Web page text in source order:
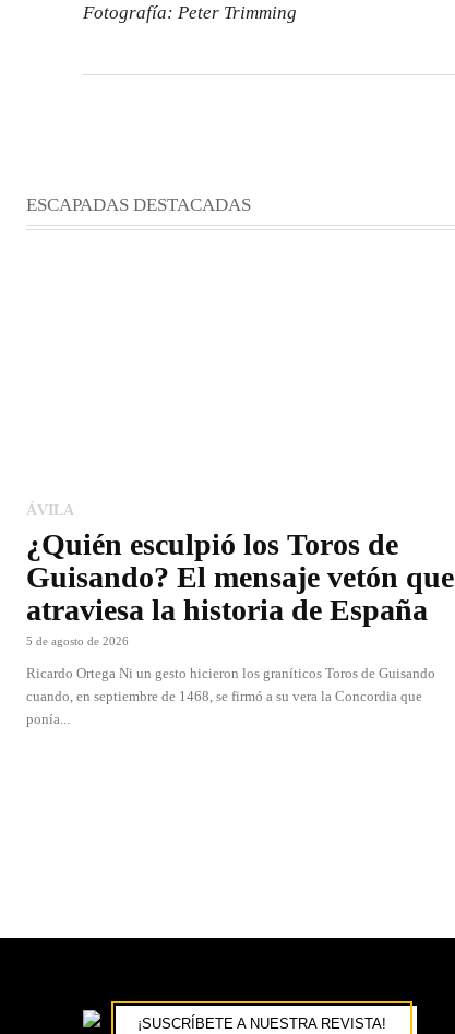
Fotografía: Peter Trimming
ESCAPADAS DESTACADAS
ÁVILA
¿Quién esculpió los Toros de
Guisando? El mensaje vetón que
atraviesa la historia de España
5 de agosto de 2026
Ricardo Ortega Ni un gesto hicieron los graníticos Toros de Guisando
cuando, en septiembre de 1468, se firmó a su vera la Concordia que
ponía...
¡SUSCRÍBETE A NUESTRA REVISTA!